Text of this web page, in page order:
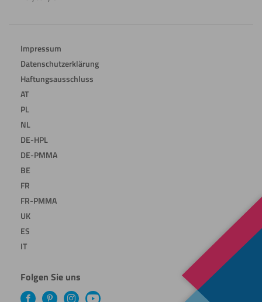
Impressum
Datenschutzerklärung
Haftungsausschluss
AT
PL
NL
DE-HPL
DE-PMMA
BE
FR
FR-PMMA
UK
ES
IT
Folgen Sie uns